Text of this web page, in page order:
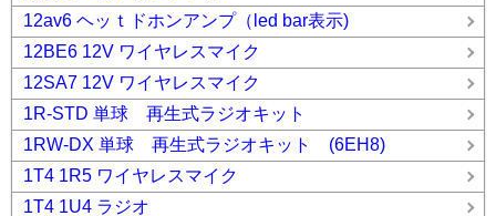
12av6 ヘッｔドホンアンプ（led bar表示)
12BE6 12V ワイヤレスマイク
12SA7 12V ワイヤレスマイク
1R-STD 単球 再生式ラジオキット
1RW-DX 単球 再生式ラジオキット (6EH8)
1T4 1R5 ワイヤレスマイク
1T4 1U4 ラジオ